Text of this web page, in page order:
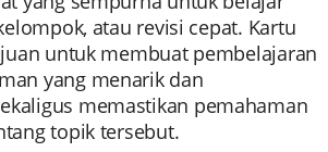
atau revisi cepat. Kartu
untuk membuat pembelajaran
yang menarik dan
memastikan pemahaman
topik tersebut.